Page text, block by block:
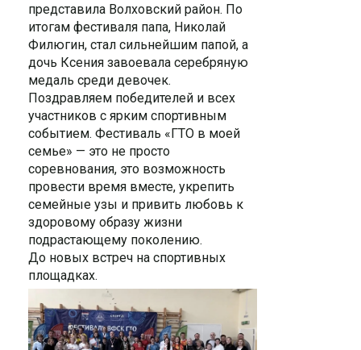
представила Волховский район. По
итогам фестиваля папа, Николай
Филюгин, стал сильнейшим папой, а
дочь Ксения завоевала серебряную
медаль среди девочек.
Поздравляем победителей и всех
участников с ярким спортивным
событием. Фестиваль «ГТО в моей
семье» — это не просто
соревнования, это возможность
провести время вместе, укрепить
семейные узы и привить любовь к
здоровому образу жизни
подрастающему поколению.
До новых встреч на спортивных
площадках.